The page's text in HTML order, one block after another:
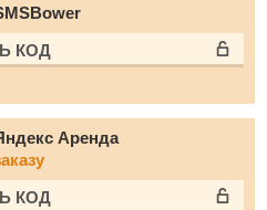
КОД
Аренда
КОД